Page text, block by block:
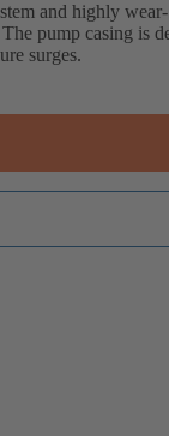
and highly wear-
pump casing is
surges.